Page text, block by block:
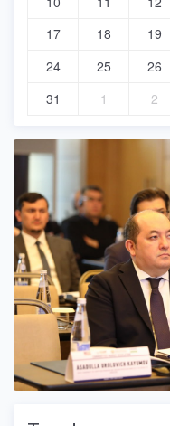
17
18 19
24
25 26
31
1 2